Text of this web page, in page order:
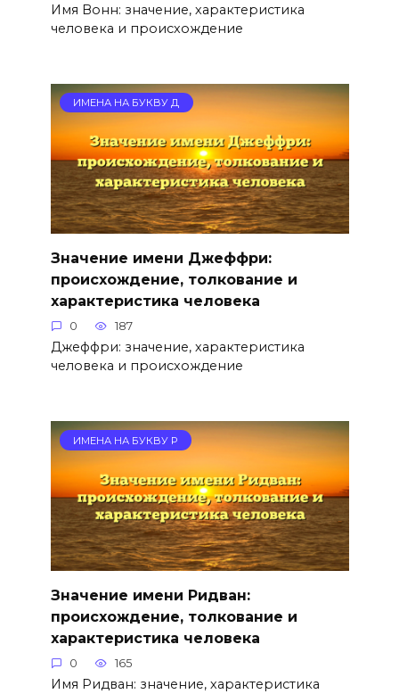
Имя Вонн: значение, характеристика
человека и происхождение
ИМЕНА НА БУКВУ Д
Значение имени Джеффри:
происхождение, толкование и
характеристика человека
0 187
Джеффри: значение, характеристика
человека и происхождение
ИМЕНА НА БУКВУ Р
Значение имени Ридван:
происхождение, толкование и
характеристика человека
0 165
Имя Ридван: значение, характеристика